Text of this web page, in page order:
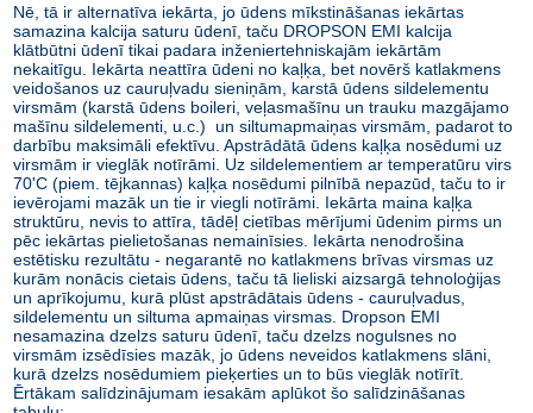
Nē, tā ir alternatīva iekārta, jo ūdens mīkstināšanas iekārtas
samazina kalcija saturu ūdenī, taču DROPSON EMI kalcija
klātbūtni ūdenī tikai padara inženiertehniskajām iekārtām
nekaitīgu. Iekārta neattīra ūdeni no kaļķa, bet novērš katlakmens
veidošanos uz cauruļvadu sieniņām, karstā ūdens sildelementu
virsmām (karstā ūdens boileri, veļasmašīnu un trauku mazgājamo
mašīnu sildelementi, u.c.) un siltumapmaiņas virsmām, padarot to
darbību maksimāli efektīvu. Apstrādātā ūdens kaļķa nosēdumi uz
virsmām ir vieglāk notīrāmi. Uz sildelementiem ar temperatūru virs
70'C (piem. tējkannas) kaļķa nosēdumi pilnībā nepazūd, taču to ir
ievērojami mazāk un tie ir viegli notīrāmi. Iekārta maina kaļķa
struktūru, nevis to attīra, tādēļ cietības mērījumi ūdenim pirms un
pēc iekārtas pielietošanas nemainīsies. Iekārta nenodrošina
estētisku rezultātu - negarantē no katlakmens brīvas virsmas uz
kurām nonācis cietais ūdens, taču tā lieliski aizsargā tehnoloģijas
un aprīkojumu, kurā plūst apstrādātais ūdens - cauruļvadus,
sildelementu un siltuma apmaiņas virsmas. Dropson EMI
nesamazina dzelzs saturu ūdenī, taču dzelzs nogulsnes no
virsmām izsēdīsies mazāk, jo ūdens neveidos katlakmens slāni,
kurā dzelzs nosēdumiem pieķerties un to būs vieglāk notīrīt.
Ērtākam salīdzinājumam iesakām aplūkot šo salīdzināšanas